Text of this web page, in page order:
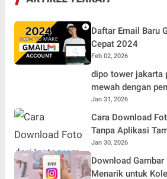
Daftar Email Baru
Cepat 2024
Feb 02, 2026
dipo tower jakarta
mewah dengan
Jan 31, 2026
Cara Download
Tanpa Aplikasi
Jan 30, 2026
Download Gambar
Menarik untuk